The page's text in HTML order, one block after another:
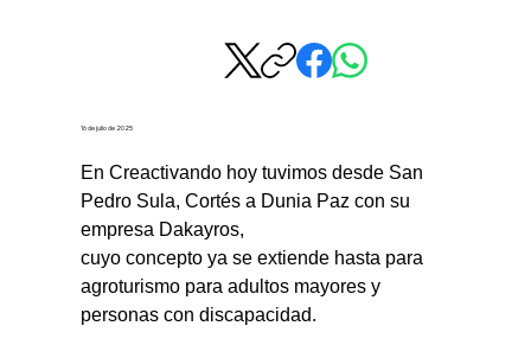
16 de julio de 2025
En Creactivando hoy tuvimos desde San
Pedro Sula, Cortés a Dunia Paz con su
empresa Dakayros,
cuyo concepto ya se extiende hasta para
agroturismo para adultos mayores y
personas con discapacidad.